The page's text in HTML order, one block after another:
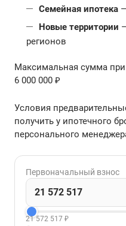
Семейная ипотека
Новые территории
регионов
Максимальная сумма при
6 000 000 ₽
Условия
получить у ипотечного
персонального
Первоначальный взнос
21 572 517 ₽